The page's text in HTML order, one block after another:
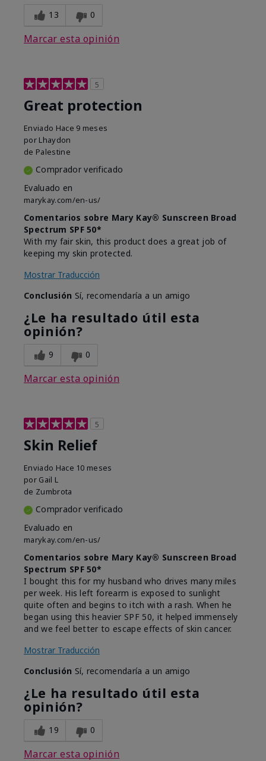
13 0
Marcar esta opinión
5
Great protection
Enviado Hace 9 meses
por Lhaydon
de Palestine
Comprador verificado
Evaluado en
marykay.com/en-us/
Comentarios sobre Mary Kay® Sunscreen Broad
Spectrum SPF 50*
With my fair skin, this product does a great job of
keeping my skin protected.
Mostrar Traducción
Conclusión Sí, recomendaría a un amigo
¿Le ha resultado útil esta
opinión?
9 0
Marcar esta opinión
5
Skin Relief
Enviado Hace 10 meses
por Gail L
de Zumbrota
Comprador verificado
Evaluado en
marykay.com/en-us/
Comentarios sobre Mary Kay® Sunscreen Broad
Spectrum SPF 50*
I bought this for my husband who drives many miles
per week. His left forearm is exposed to sunlight
quite often and begins to itch with a rash. When he
began using this heavier SPF 50, it helped immensely
and we feel better to escape effects of skin cancer.
Mostrar Traducción
Conclusión Sí, recomendaría a un amigo
¿Le ha resultado útil esta
opinión?
19 0
Marcar esta opinión